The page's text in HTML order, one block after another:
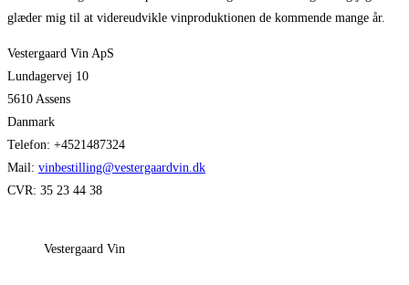
glæder mig til at videreudvikle vinproduktionen de kommende mange år.
Vestergaard Vin ApS
Lundagervej 10
5610 Assens
Danmark
Telefon: +4521487324
Mail: vinbestilling@vestergaardvin.dk
CVR: 35 23 44 38
Vestergaard Vin